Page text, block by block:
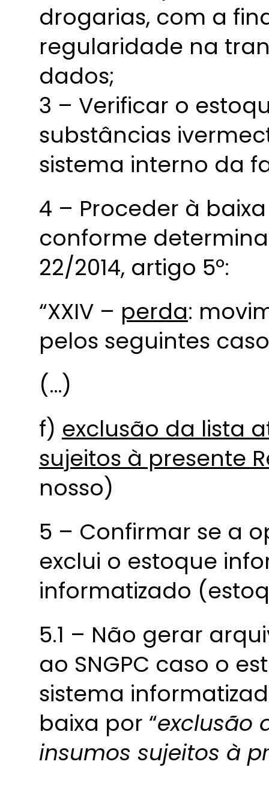
drogarias, com a
regularidade na
dados;
3 – Verificar o
substâncias
sistema interno da
4 – Proceder à
conforme determina
22/2014, artigo 5º:
“XXIV – perda:
pelos seguintes
(…)
f) exclusão da lista
sujeitos à presente
nosso)
5 – Confirmar se a
exclui o estoque
informatizado
5.1 – Não gerar
ao SNGPC caso o
sistema
baixa por “exclusão
insumos sujeitos à